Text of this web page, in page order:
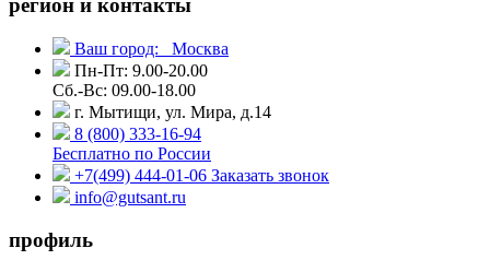
Ваш город:
Москва
Пн-Пт: 9.00-20.00
Сб.-Вс: 09.00-18.00
г. Мытищи, ул. Мира, д.14
8 (800) 333-16-94
Бесплатно по России
+7(499) 444-01-06 Заказать звонок
info@gutsant.ru
профиль